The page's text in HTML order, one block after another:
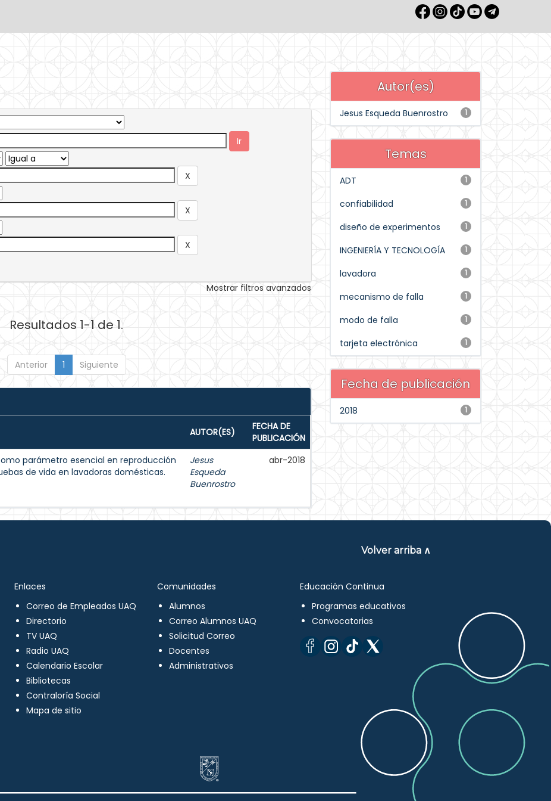
Mostrar filtros avanzados
Resultados 1-1 de 1.
Anterior 1 Siguiente
AUTOR(ES)
FECHA DE
PUBLICACIÓN
parámetro esencial en reproducción
de vida en lavadoras domésticas.
Jesus
Esqueda
Buenrostro
abr-2018
Autor(es)
1
Jesus Esqueda Buenrostro
Temas
1
ADT
1
confiabilidad
1
diseño de experimentos
1
INGENIERÍA Y TECNOLOGÍA
1
lavadora
1
mecanismo de falla
1
modo de falla
1
tarjeta electrónica
Fecha de publicación
1
2018
Volver arriba ∧
Enlaces
Correo de Empleados UAQ
Directorio
TV UAQ
Radio UAQ
Calendario Escolar
Bibliotecas
Contraloría Social
Mapa de sitio
Comunidades
Alumnos
Correo Alumnos UAQ
Solicitud Correo
Docentes
Administrativos
Educación Continua
Programas educativos
Convocatorias